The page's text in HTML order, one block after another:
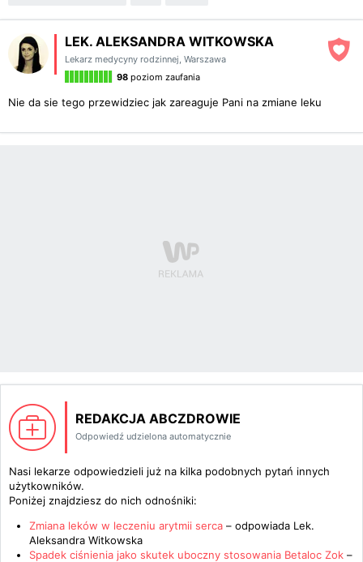
LEK. ALEKSANDRA WITKOWSKA
Lekarz medycyny rodzinnej, Warszawa
98 poziom zaufania
Nie da sie tego przewidziec jak zareaguje Pani na zmiane leku
REDAKCJA ABCZDROWIE
Odpowiedź udzielona automatycznie
Nasi lekarze odpowiedzieli już na kilka podobnych pytań innych
użytkowników.
Poniżej znajdziesz do nich odnośniki:
Zmiana leków w leczeniu arytmii serca – odpowiada Lek.
Aleksandra Witkowska
Spadek ciśnienia jako skutek uboczny stosowania Betaloc Zok –